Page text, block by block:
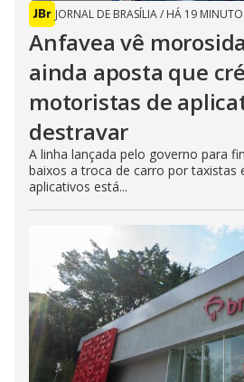
JORNAL DE BRASÍLIA/ HÁ 19
Anfavea vê
ainda aposta que
motoristas de
destravar
A linha lançada pelo governo para
baixos a troca de carro por taxistas
aplicativos está...